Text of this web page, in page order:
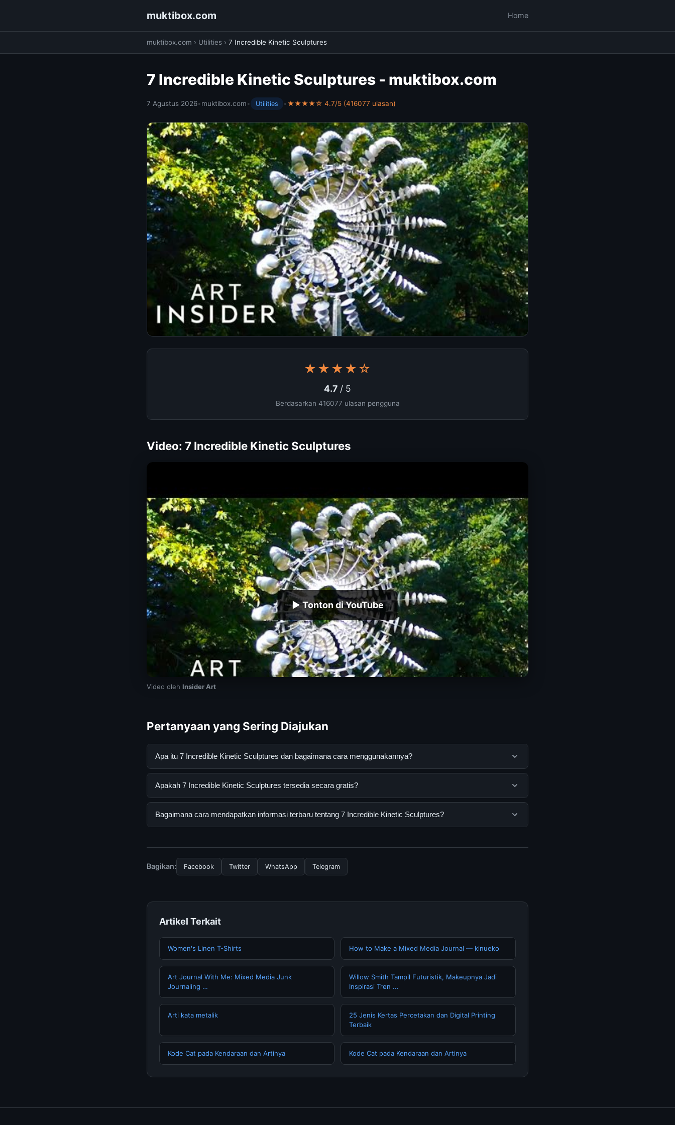
muktibox.com Home
muktibox.com › Utilities › 7 Incredible Kinetic Sculptures
7 Incredible Kinetic Sculptures - muktibox.com
7 Agustus 2026•muktibox.com• Utilities •★★★★☆ 4.7/5 (416077 ulasan)
★★★★☆
4.7 / 5
Berdasarkan 416077 ulasan pengguna
Video: 7 Incredible Kinetic Sculptures
▶ Tonton di YouTube
Video oleh Insider Art
Pertanyaan yang Sering Diajukan
Apa itu 7 Incredible Kinetic Sculptures dan bagaimana cara menggunakannya?
7 Incredible Kinetic Sculptures adalah layanan digital yang dirancang untuk membantu pengguna
resmi dan mengikuti panduan yang tersedia.
Apakah 7 Incredible Kinetic Sculptures tersedia secara gratis?
Ya, 7 Incredible Kinetic Sculptures dapat diakses secara gratis oleh semua pengguna. Tidak ada biaya
Bagaimana cara mendapatkan informasi terbaru tentang 7 Incredible Kinetic Sculptures?
terpercaya.
Bagikan: Facebook Twitter WhatsApp Telegram
Artikel Terkait
Women's Linen T-Shirts How to Make a Mixed Media Journal — kinueko
Art Journal With Me: Mixed Media Junk
Journaling …
Willow Smith Tampil Futuristik, Makeupnya Jadi
Inspirasi Tren ...
Arti kata metalik
25 Jenis Kertas Percetakan dan Digital Printing
Terbaik
Kode Cat pada Kendaraan dan Artinya Kode Cat pada Kendaraan dan Artinya